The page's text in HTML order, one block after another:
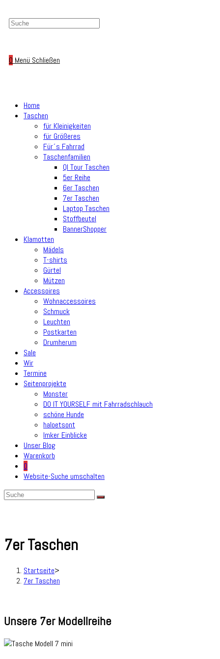
0 Menü Schließen
Home
Taschen
für Kleinigkeiten
für Größeres
Für´s Fahrrad
Taschenfamilien
Ql Tour Taschen
5er Reihe
6er Taschen
7er Taschen
Laptop Taschen
Stoffbeutel
BannerShopper
Klamotten
Mädels
T-shirts
Gürtel
Mützen
Accessoires
Wohnaccessoires
Schmuck
Leuchten
Postkarten
Drumherum
Sale
Wir
Termine
Seitenprojekte
Monster
DO IT YOURSELF mit Fahrradschlauch
schöne Hunde
haloetsont
Imker Einblicke
Unser Blog
Warenkorb
0
Website-Suche umschalten
7er Taschen
Startseite>
7er Taschen
Unsere 7er Modellreihe